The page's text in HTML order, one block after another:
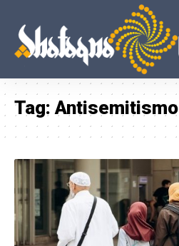
Tag:Antisemitismo